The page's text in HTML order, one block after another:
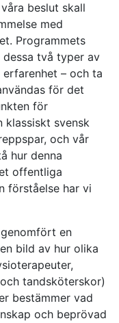
beslut skall
med
Programmets
två typer av
– och ta
för det
för
klassiskt svensk
och vår
hur denna
offentliga
förståelse har vi
en
bild av hur olika
tandsköterskor)
bestämmer vad
och beprövad